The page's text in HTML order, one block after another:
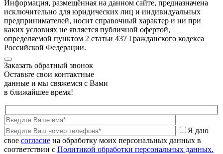
Информация, размещённая на данном сайте, предназначена
исключительно для юридических лиц и индивидуальных
предпринимателей, носит справочный характер и ни при
каких условиях не является публичной офертой,
определяемой пунктом 2 статьи 437 Гражданского кодекса
Российской Федерации.
Заказать обратный звонок
Оставьте свои контактные
данные и мы свяжемся с Вами
в ближайшее время!
Я даю
свое согласие на обработку моих персональных данных в
соответствии с Политикой обработки персональных данных.